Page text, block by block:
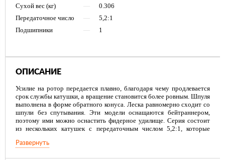
Сухой вес (кг)
—
0.306
Передаточное число
—
5,2:1
Подшипники
— 1
ОПИСАНИЕ
Усилие на ротор передается плавно, благодаря чему продлевается
срок службы катушки, а вращение становится более ровным. Шпуля
выполнена в форме обратного конуса. Леска равномерно сходит со
шпули без спутывания. Эти модели оснащаются бейтраннером,
поэтому ими можно оснастить фидерное удилище. Серия состоит
из нескольких катушек с передаточным числом 5,2:1, которые
Развернуть